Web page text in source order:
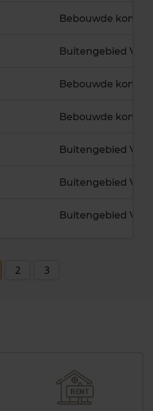
Bebouwde kom
Buitengebied
Buitengebied
Buitengebied
Buitengebied
2 3